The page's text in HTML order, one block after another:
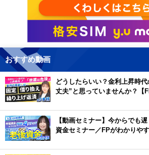
おすすめ動画
どうしたらいい？金利上昇時
丈夫”と思っていませんか？【
【動画セミナー】今からでも
資金セミナー／FPがわかりや